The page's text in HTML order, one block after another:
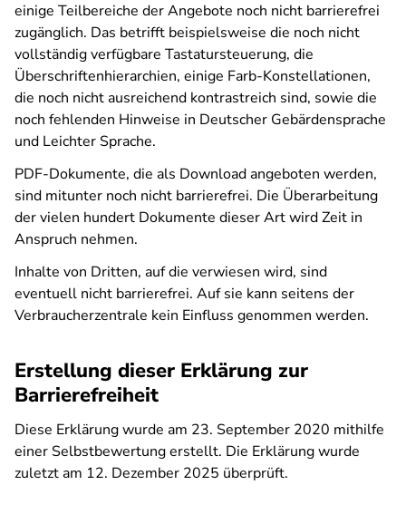
einige Teilbereiche der Angebote noch nicht barrierefrei
zugänglich. Das betrifft beispielsweise die noch nicht
vollständig verfügbare Tastatursteuerung, die
Überschriftenhierarchien, einige Farb-Konstellationen,
die noch nicht ausreichend kontrastreich sind, sowie die
noch fehlenden Hinweise in Deutscher Gebärdensprache
und Leichter Sprache.
PDF-Dokumente, die als Download angeboten werden,
sind mitunter noch nicht barrierefrei. Die Überarbeitung
der vielen hundert Dokumente dieser Art wird Zeit in
Anspruch nehmen.
Inhalte von Dritten, auf die verwiesen wird, sind
eventuell nicht barrierefrei. Auf sie kann seitens der
Verbraucherzentrale kein Einfluss genommen werden.
Erstellung dieser Erklärung zur
Barrierefreiheit
Diese Erklärung wurde am 23. September 2020 mithilfe
einer Selbstbewertung erstellt. Die Erklärung wurde
zuletzt am 12. Dezember 2025 überprüft.